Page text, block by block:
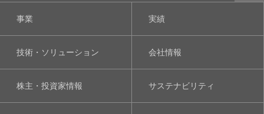
事業 実績
技術・ソリューション 会社情報
株主・投資家情報 サステナビリティ